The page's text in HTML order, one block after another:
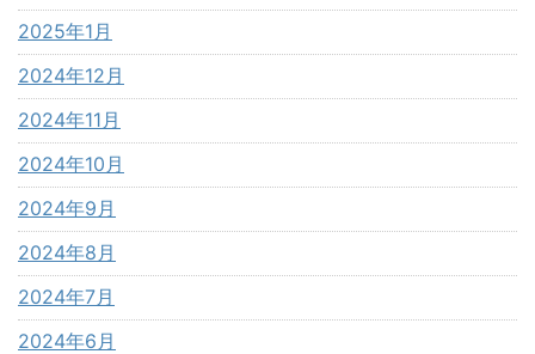
2025年1月
2024年12月
2024年11月
2024年10月
2024年9月
2024年8月
2024年7月
2024年6月